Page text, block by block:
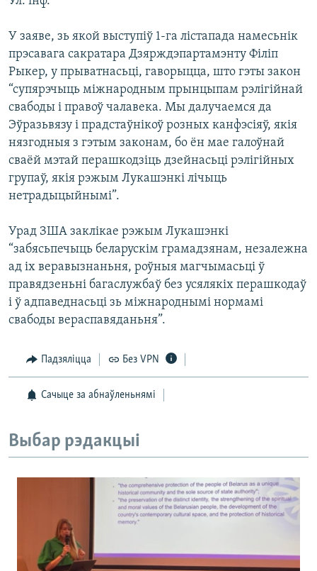
КУЛЬТУРА
КАЛЯНДАР
МОВА
НА ХВАЛЯХ СВАБОДЫ
У заяве, зь якой выступіў 1-га лістапада намесьнік
прэсавага сакратара Дзярждэпартамэнту Філіп
Рыкер, у прыватнасьці, гаворыцца, што гэты закон
“супярэчыць міжнародным прынцыпам рэлігійнай
свабоды і правоў чалавека. Мы далучаемся да
Эўразьвязу і прадстаўнікоў розных канфэсіяў, якія
нязгодныя з гэтым законам, бо ён мае галоўнай
сваёй мэтай перашкодзіць дзейнасьці рэлігійных
групаў, якія рэжым Лукашэнкі лічыць
нетрадыцыйнымі”.
Урад ЗША заклікае рэжым Лукашэнкі
“забясьпечыць беларускім грамадзянам, незалежна
ад іх веравызнаньня, роўныя магчымасьці ў
правядзеньні багаслужбаў без усялякіх перашкодаў
і ў адпаведнасьці зь міжнароднымі нормамі
свабоды вераспавяданьня”.
Падзяліцца Без VPN
Сачыце за абнаўленьнямі
Выбар рэдакцыі